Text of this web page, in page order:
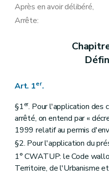
Art. 170
Art. 174
Art. 179
Art. 180
Art. 181
Art. 182
Art. 183
Art. 184
Art. 185
Art. 186
Après en avoir délibéré,
Arrête:
Art. 1er.
§1er. Pour l'application des
arrêté, on entend par «
1999 relatif au permis
§2. Pour l'application du
1° CWATUP: le Code
Territoire, de l'Urbanisme